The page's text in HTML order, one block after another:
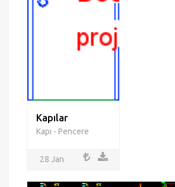
Kapılar
Kapı - Pencere
28 Jan